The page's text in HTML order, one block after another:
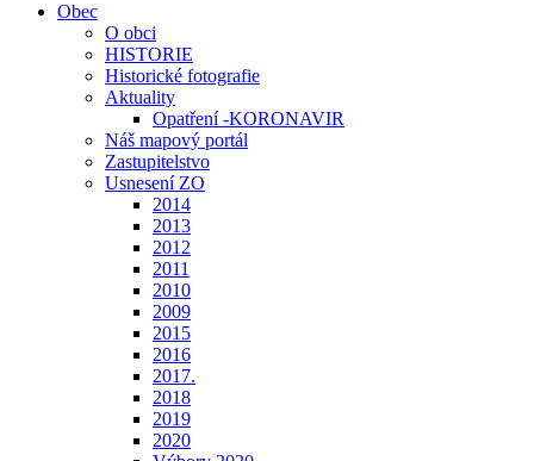
Obec
O obci
HISTORIE
Historické fotografie
Aktuality
Opatření -KORONAVIR
Náš mapový portál
Zastupitelstvo
Usnesení ZO
2014
2013
2012
2011
2010
2009
2015
2016
2017.
2018
2019
2020